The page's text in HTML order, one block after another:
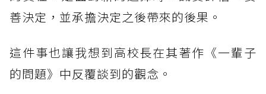
善決定，並承擔決定之後帶來的後果。
這件事也讓我想到高校長在其著作《一輩子
的問題》中反覆談到的觀念。